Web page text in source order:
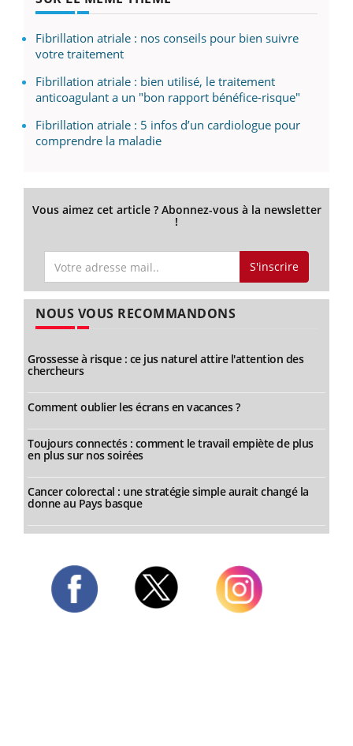
Fibrillation atriale : nos conseils pour bien suivre
votre traitement
Fibrillation atriale : bien utilisé, le traitement
anticoagulant a un "bon rapport bénéfice-risque"
Fibrillation atriale : 5 infos d’un cardiologue pour
comprendre la maladie
Vous aimez cet article ? Abonnez-vous à la newsletter
!
S'inscrire
NOUS VOUS RECOMMANDONS
Grossesse à risque : ce jus naturel attire l'attention des
chercheurs
Comment oublier les écrans en vacances ?
Toujours connectés : comment le travail empiète de plus
en plus sur nos soirées
Cancer colorectal : une stratégie simple aurait changé la
donne au Pays basque